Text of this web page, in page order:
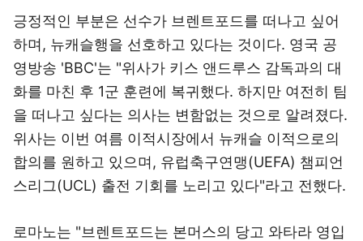
긍정적인 부분은 선수가 브렌트포드를 떠나고 싶어
하며, 뉴캐슬행을 선호하고 있다는 것이다. 영국 공
영방송 'BBC'는 "위사가 키스 앤드루스 감독과의 대
화를 마친 후 1군 훈련에 복귀했다. 하지만 여전히 팀
을 떠나고 싶다는 의사는 변함없는 것으로 알려졌다.
위사는 이번 여름 이적시장에서 뉴캐슬 이적으로의
합의를 원하고 있으며, 유럽축구연맹(UEFA) 챔피언
스리그(UCL) 출전 기회를 노리고 있다"라고 전했다.
로마노는 "브렌트포드는 본머스의 당고 와타라 영입